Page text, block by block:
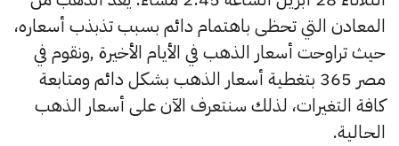
المعادن التي تحظى باهتمام دائم بسبب تذبذب أسعاره،
حيث تراوحت أسعار الذهب في الأيام الأخيرة ,ونقوم في
مصر 365 بتغطية أسعار الذهب بشكل دائم ومتابعة
كافة التغيرات، لذلك سنتعرف الآن على أسعار الذهب
الحالية.